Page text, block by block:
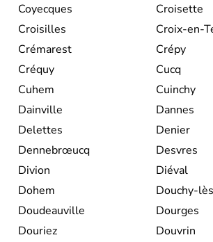
Coyecques
Croisette
Croisilles
Croix-en-
Crémarest
Crépy
Créquy
Cucq
Cuhem
Cuinchy
Dainville
Dannes
Delettes
Denier
Dennebrœucq
Desvres
Divion
Diéval
Dohem
Douchy-
Doudeauville
Dourges
Douriez
Douvrin